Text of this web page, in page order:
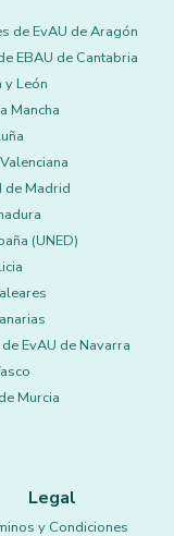
de EvAU de Aragón
EBAU de Cantabria
y León
Mancha
de Madrid
(UNED)
EvAU de Navarra
Murcia
Legal
y Condiciones